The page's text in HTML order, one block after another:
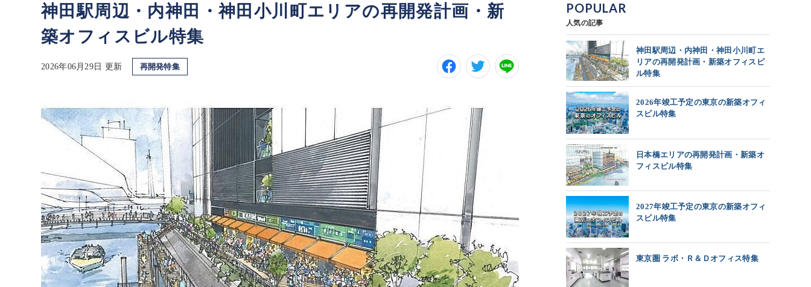
神田駅周辺・内神田・神田小川町エリアの再開発計画・新
築オフィスビル特集
2026年06月29日 更新 再開発特集
POPULAR
人気の記事
神田駅周辺・内神田・神田小川町エ
リアの再開発計画・新築オフィスビ
ル特集
2026年竣工予定の東京の新築オフィ
スビル特集
日本橋エリアの再開発計画・新築オ
フィスビル特集
2027年竣工予定の東京の新築オフィ
スビル特集
東京圏 ラボ・Ｒ＆Ｄオフィス特集